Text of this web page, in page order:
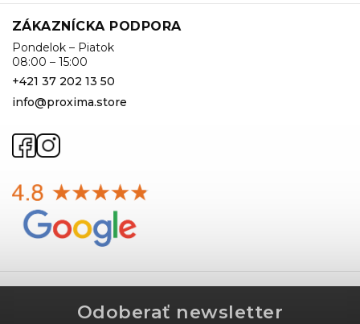
ZÁKAZNÍCKA PODPORA
Pondelok – Piatok
08:00 – 15:00
+421 37 202 13 50
info@proxima.store
Odoberať newsletter